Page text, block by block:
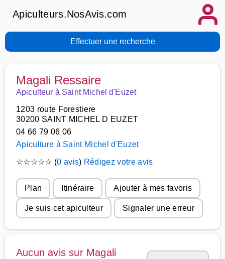
Apiculteurs.NosAvis.com
Effectuer une recherche
Magali Ressaire
Apiculteur à Saint Michel d'Euzet
1203 route Forestiere
30200 SAINT MICHEL D EUZET
04 66 79 06 06
Apiculture à Saint Michel d'Euzet
☆☆☆☆☆ (0 avis) Rédigez votre avis
Plan Itinéraire Ajouter à mes favoris
Je suis cet apiculteur Signaler une erreur
Aucun avis sur Magali